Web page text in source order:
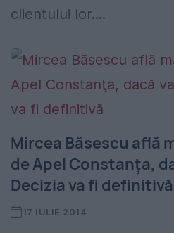
clientului lor....
Mircea Băsescu află
de Apel Constanţa,
Decizia va fi definitivă
17 IULIE 2014